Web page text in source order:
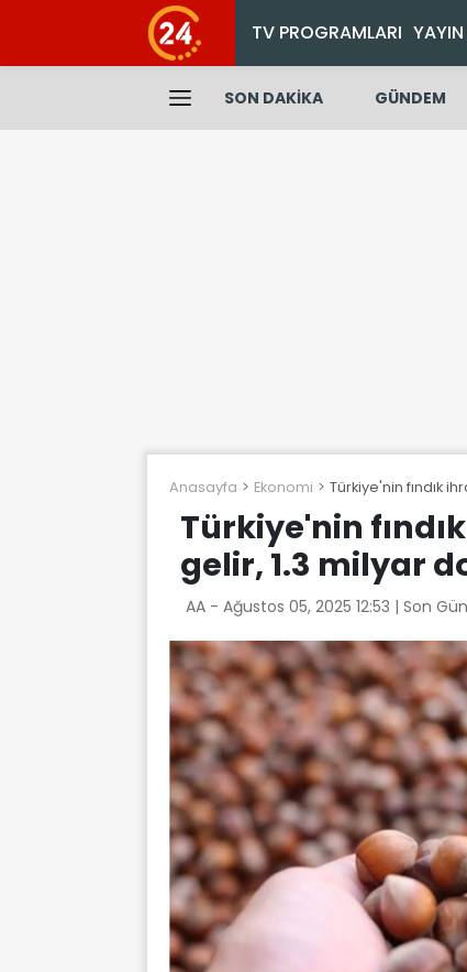
TV PROGRAMLARI
SON DAKİKA GÜNDEM
Anasayfa Ekonomi Türkiye'nin fındık
Türkiye'nin
gelir, 1.3 milyar
AA - Ağustos 05, 2025 12:53 | Son